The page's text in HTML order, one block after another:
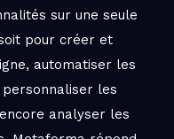
sur une seule
pour créer et
automatiser les
les
analyser les